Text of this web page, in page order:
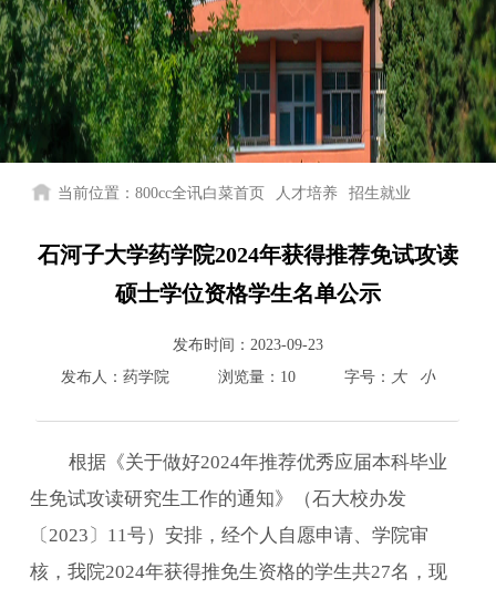
院情总览
科学研究
本科教学
交流合作
当前位置：800cc全讯白菜首页 人才培养 招生就业
石河子大学药学院2024年获得推荐免试攻读
硕士学位资格学生名单公示
发布时间： 2023-09-23
发布人： 药学院 浏览量： 10 字号： 大 小
根据 《关于做好2024年推荐优秀应届本科毕业
生免试攻读研究生工作的通知》（石大校办发
〔2023 〕 11号）安排，经个人自愿申请、学院审
核，我院2024年获得推免生资格的学生共27名，现